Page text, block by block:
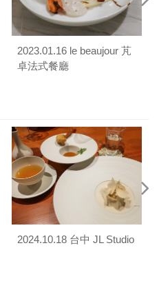
2023.01.16 le beaujour 芃
卓法式餐廳
2024.10.18 台中 JL Studio